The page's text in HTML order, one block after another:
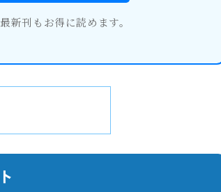
刊もお得に読めます。